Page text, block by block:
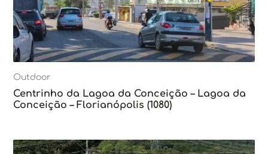
Outdoor
Centrinho da Lagoa da Conceição – Lagoa da
Conceição – Florianópolis (1080)